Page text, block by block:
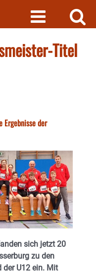
Titel
der
sich jetzt 20
zu den
der U12 ein. Mit